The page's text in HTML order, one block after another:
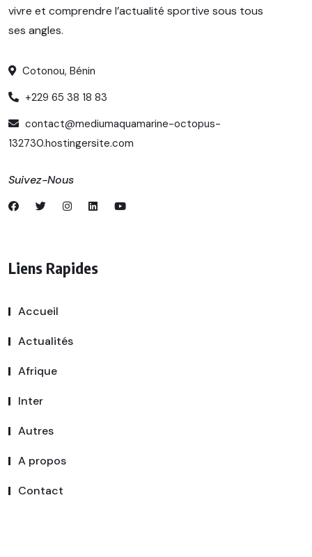
vivre et comprendre l’actualité sportive sous tous
ses angles.
Cotonou, Bénin
+229 65 38 18 83
contact@mediumaquamarine-octopus-
132730.hostingersite.com
Suivez-Nous
Liens Rapides
Accueil
Actualités
Afrique
Inter
Autres
A propos
Contact